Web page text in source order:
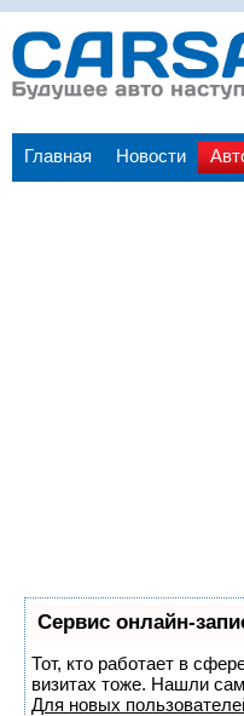
Главная Новости
Сервис онлайн-
Тот, кто работает в
визитах тоже. Нашли
Для новых